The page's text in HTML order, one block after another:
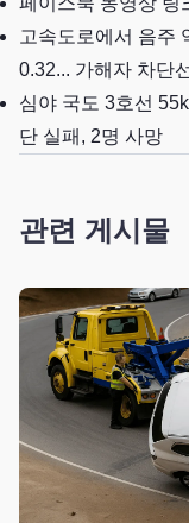
고속도로에서 음주
0.32... 가해자 차단
심야 국도 3호선
단 실패, 2명 사망
관련 게시물